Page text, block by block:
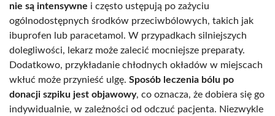
nie są intensywne i często ustępują po zażyciu
ogólnodostępnych środków przeciwbólowych, takich jak
ibuprofen lub paracetamol. W przypadkach silniejszych
dolegliwości, lekarz może zalecić mocniejsze preparaty.
Dodatkowo, przykładanie chłodnych okładów w miejscach
wkłuć może przynieść ulgę. Sposób leczenia bólu po
donacji szpiku jest objawowy, co oznacza, że dobiera się go
indywidualnie, w zależności od odczuć pacjenta. Niezwykle